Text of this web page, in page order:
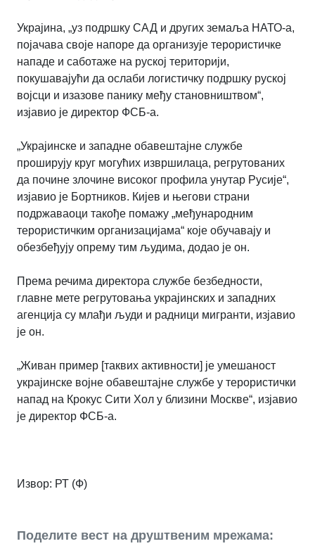
Украјина, „уз подршку САД и других земаља НАТО-а,
појачава своје напоре да организује терористичке
нападе и саботаже на руској територији,
покушавајући да ослаби логистичку подршку руској
војсци и изазове панику међу становништвом“,
изјавио је директор ФСБ-а.
„Украјинске и западне обавештајне службе
проширују круг могућих извршилаца, регрутованих
да почине злочине високог профила унутар Русије“,
изјавио је Бортников. Кијев и његови страни
подржаваоци такође помажу „међународним
терористичким организацијама“ које обучавају и
обезбеђују опрему тим људима, додао је он.
Према речима директора службе безбедности,
главне мете регрутовања украјинских и западних
агенција су млађи људи и радници мигранти, изјавио
је он.
„Живан пример [таквих активности] је умешаност
украјинске војне обавештајне службе у терористички
напад на Крокус Сити Хол у близини Москве“, изјавио
је директор ФСБ-а.
Извор: РТ (Ф)
Поделите вест на друштвеним мрежама: